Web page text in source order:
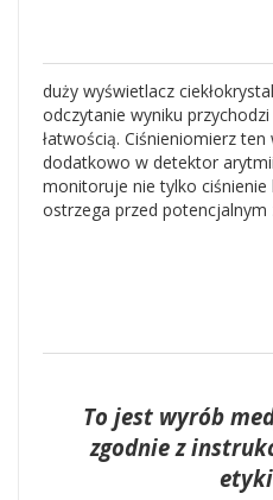
duży wyświetlacz
odczytanie wyniku
łatwością. Ciśnieniomierz
dodatkowo w detektor
monitoruje nie tylko ciśnienie
ostrzega przed
To jest wyrób
zgodnie z